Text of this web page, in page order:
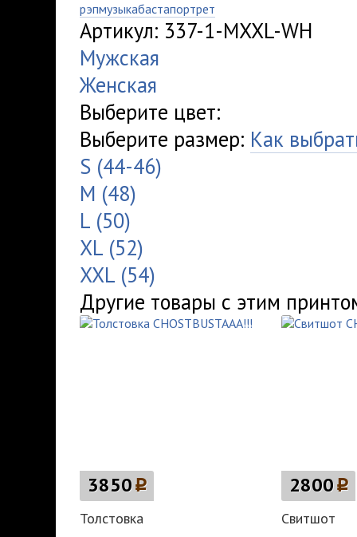
рэпмузыкабастапортрет
Артикул: 337-1-MXXL-WH
Мужская
Женская
Выберите цвет:
Выберите размер: Как
S (44-46)
M (48)
L (50)
XL (52)
XXL (54)
Другие товары с этим
3850p
Толстовка
2800p
Свитшот